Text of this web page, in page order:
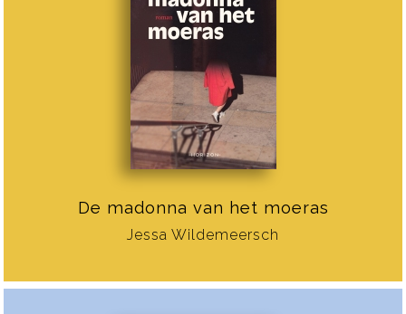
De madonna van het moeras
Jessa Wildemeersch